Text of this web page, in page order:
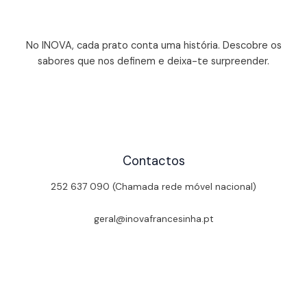
No INOVA, cada prato conta uma história. Descobre os
sabores que nos definem e deixa-te surpreender.
Contactos
252 637 090 (Chamada rede móvel nacional)
geral@inovafrancesinha.pt